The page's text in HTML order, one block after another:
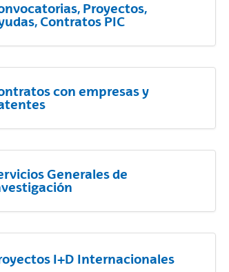
Proyectos,
Contratos PIC
con empresas y
Generales de
I+D Internacionales